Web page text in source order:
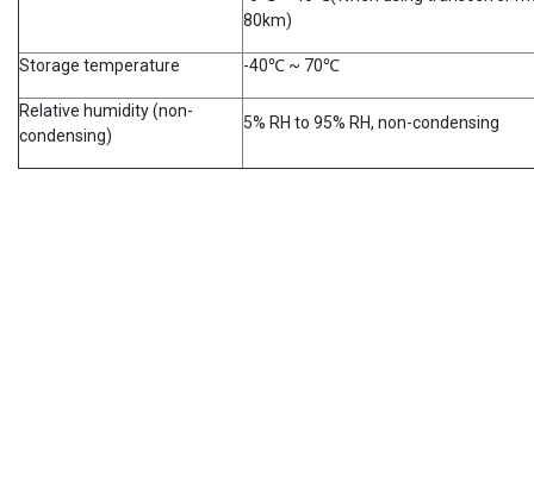
80km)
Storage temperature -40℃ ~ 70℃
Relative humidity (non-
condensing)
5% RH to 95% RH, non-condensing